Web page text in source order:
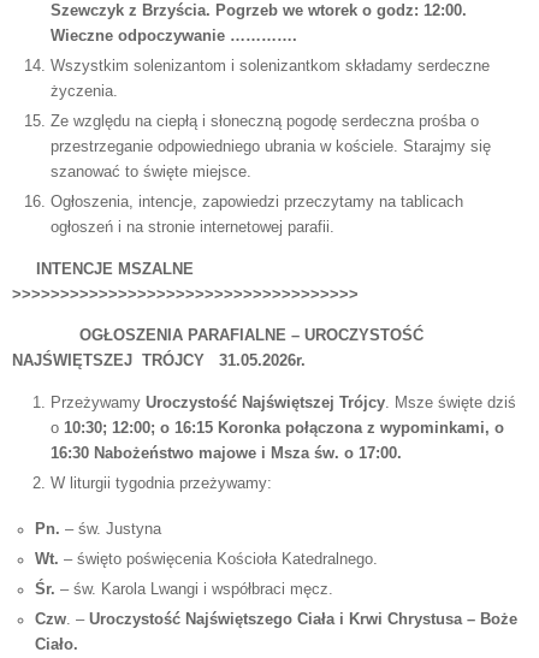
Szewczyk z Brzyścia. Pogrzeb we wtorek o godz: 12:00.
Wieczne odpoczywanie ………….
Wszystkim solenizantom i solenizantkom składamy serdeczne
życzenia.
Ze względu na ciepłą i słoneczną pogodę serdeczna prośba o
przestrzeganie odpowiedniego ubrania w kościele. Starajmy się
szanować to święte miejsce.
Ogłoszenia, intencje, zapowiedzi przeczytamy na tablicach
ogłoszeń i na stronie internetowej parafii.
INTENCJE MSZALNE
>>>>>>>>>>>>>>>>>>>>>>>>>>>>>>>>>>>>
OGŁOSZENIA PARAFIALNE – UROCZYSTOŚĆ
NAJŚWIĘTSZEJ TRÓJCY 31.05.2026r.
Przeżywamy Uroczystość Najświętszej Trójcy. Msze święte dziś
o 10:30; 12:00; o 16:15 Koronka połączona z wypominkami, o
16:30 Nabożeństwo majowe i Msza św. o 17:00.
W liturgii tygodnia przeżywamy:
Pn. – św. Justyna
Wt. – święto poświęcenia Kościoła Katedralnego.
Śr. – św. Karola Lwangi i współbraci męcz.
Czw. – Uroczystość Najświętszego Ciała i Krwi Chrystusa – Boże
Ciało.